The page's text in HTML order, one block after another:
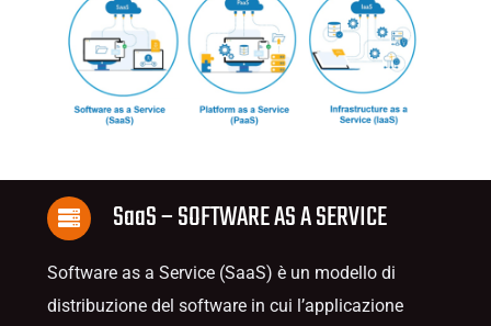
SaaS – SOFTWARE AS A SERVICE
Software as a Service (SaaS) è un modello di
distribuzione del software in cui l’applicazione